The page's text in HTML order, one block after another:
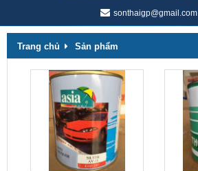
sonthaigp@gmail.com
Trang chủ Sản phẩm